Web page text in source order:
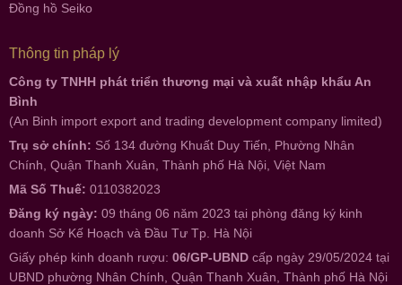
Đồng hồ Seiko
Thông tin pháp lý
Công ty TNHH phát triển thương mại và xuất nhập khẩu An
Bình
(An Binh import export and trading development company limited)
Trụ sở chính: Số 134 đường Khuất Duy Tiến, Phường Nhân
Chính, Quận Thanh Xuân, Thành phố Hà Nội, Việt Nam
Mã Số Thuế: 0110382023
Đăng ký ngày: 09 tháng 06 năm 2023 tại phòng đăng ký kinh
doanh Sở Kế Hoạch và Đầu Tư Tp. Hà Nội
Giấy phép kinh doanh rượu: 06/GP-UBND cấp ngày 29/05/2024 tại
UBND phường Nhân Chính, Quận Thanh Xuân, Thành phố Hà Nội